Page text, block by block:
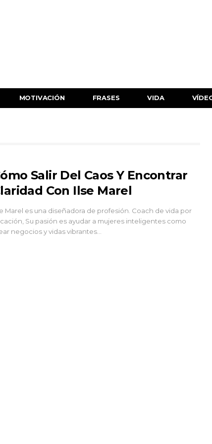
MOTIVACIÓN FRASES VIDA
Salir Del Caos Y Encontrar
Con Ilse Marel
Marel es una diseñadora de profesión. Coach de vida por
Su pasión es ayudar a mujeres inteligentes como
negocios y vidas vibrantes…